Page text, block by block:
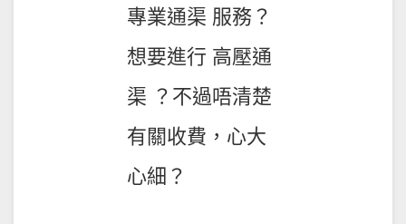
專業通渠 服務？
想要進行 高壓通
渠 ？不過唔清楚
有關收費，心大
心細？